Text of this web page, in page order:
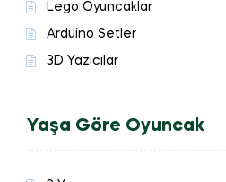
Lego Oyuncaklar
Arduino Setler
3D Yazıcılar
Yaşa Göre Oyuncak